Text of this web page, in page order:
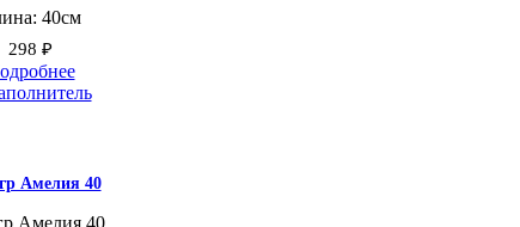
40см
298 ₽
Амелия 40